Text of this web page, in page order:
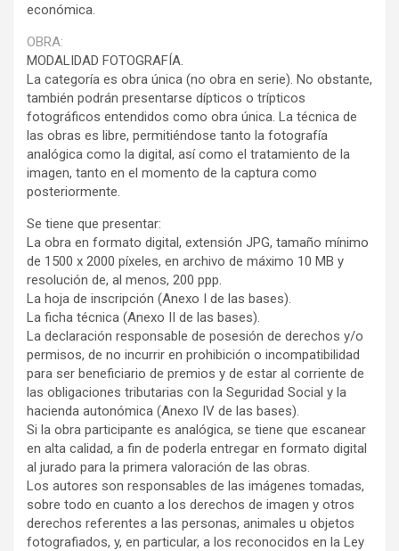
económica.
OBRA:
MODALIDAD FOTOGRAFÍA.
La categoría es obra única (no obra en serie). No obstante,
también podrán presentarse dípticos o trípticos
fotográficos entendidos como obra única. La técnica de
las obras es libre, permitiéndose tanto la fotografía
analógica como la digital, así como el tratamiento de la
imagen, tanto en el momento de la captura como
posteriormente.
Se tiene que presentar:
La obra en formato digital, extensión JPG, tamaño mínimo
de 1500 x 2000 píxeles, en archivo de máximo 10 MB y
resolución de, al menos, 200 ppp.
La hoja de inscripción (Anexo I de las bases).
La ficha técnica (Anexo II de las bases).
La declaración responsable de posesión de derechos y/o
permisos, de no incurrir en prohibición o incompatibilidad
para ser beneficiario de premios y de estar al corriente de
las obligaciones tributarias con la Seguridad Social y la
hacienda autonómica (Anexo IV de las bases).
Si la obra participante es analógica, se tiene que escanear
en alta calidad, a fin de poderla entregar en formato digital
al jurado para la primera valoración de las obras.
Los autores son responsables de las imágenes tomadas,
sobre todo en cuanto a los derechos de imagen y otros
derechos referentes a las personas, animales u objetos
fotografiados, y, en particular, a los reconocidos en la Ley